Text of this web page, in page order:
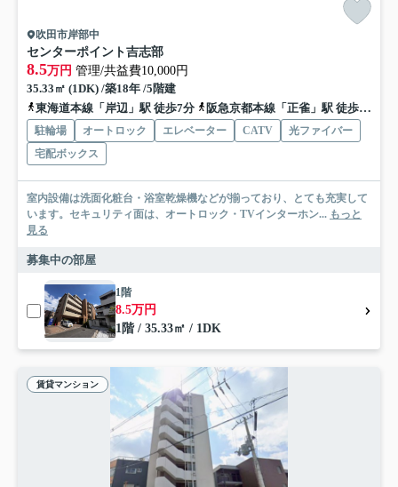
吹田市岸部中
センターポイント吉志部
8.5万円 管理/共益費10,000円
35.33㎡ (1DK) /築18年 /5階建
東海道本線「岸辺」駅 徒歩7分
阪急京都本線「正雀」駅 徒歩14分
駐輪場 オートロック エレベーター CATV
光ファイバー
宅配ボックス
室内設備は洗面化粧台・浴室乾燥機などが揃っており、とても充実して
います。セキュリティ面は、オートロック・TVインターホン... もっと
見る
募集中の部屋
1階
8.5万円
1階 / 35.33㎡ / 1DK
賃貸マンション